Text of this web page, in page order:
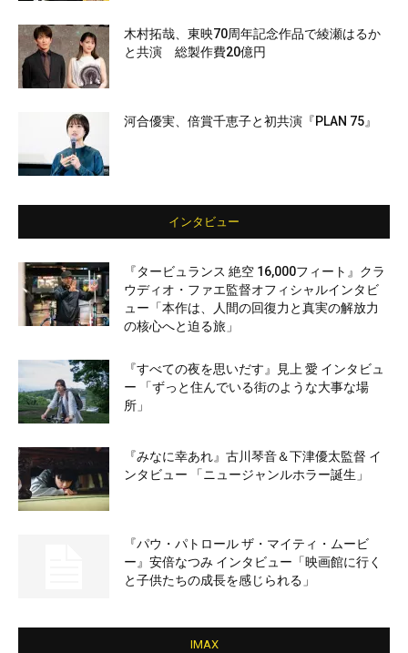
木村拓哉、東映70周年記念作品で綾瀬はるか
と共演 総製作費20億円
河合優実、倍賞千恵子と初共演『PLAN 75』
インタビュー
『タービュランス 絶空 16,000フィート』クラ
ウディオ・ファエ監督オフィシャルインタビ
ュー「本作は、人間の回復力と真実の解放力
の核心へと迫る旅」
『すべての夜を思いだす』見上 愛 インタビュ
ー 「ずっと住んでいる街のような大事な場
所」
『みなに幸あれ』古川琴音＆下津優太監督 イ
ンタビュー 「ニュージャンルホラー誕生」
『パウ・パトロール ザ・マイティ・ムービ
ー』安倍なつみ インタビュー「映画館に行く
と子供たちの成長を感じられる」
IMAX